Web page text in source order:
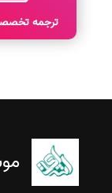
ترجمه